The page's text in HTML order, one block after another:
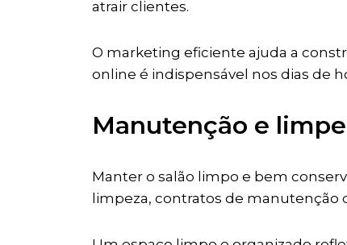
atrair clientes.
O marketing eficiente ajuda a
online é indispensável nos dias de
Manutenção e
Manter o salão limpo e bem
limpeza, contratos de manutenção